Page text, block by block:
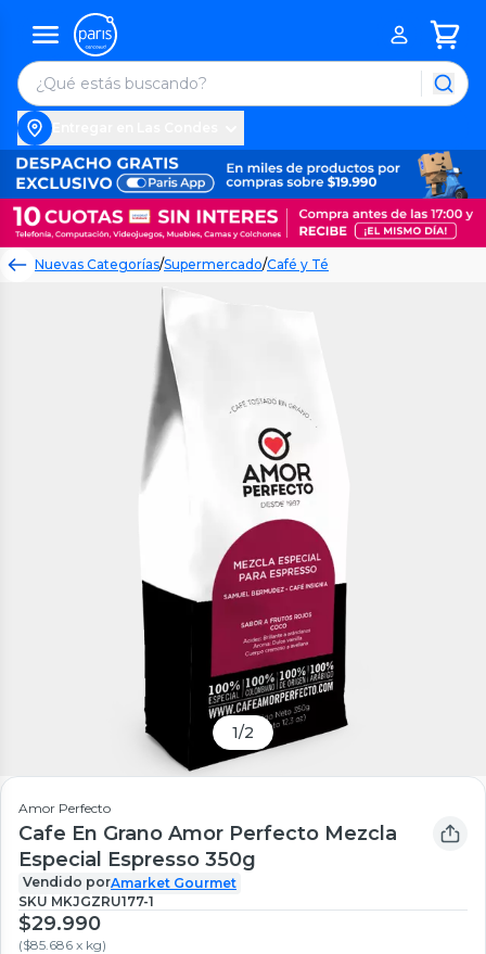
Nuevas Categorías/Supermercado/Café y Té
1/2
Amor Perfecto
Cafe En Grano Amor Perfecto Mezcla
Especial Espresso 350g
Vendido porAmarket Gourmet
SKU MKJGZRU177-1
$29.990
($85.686 x kg)